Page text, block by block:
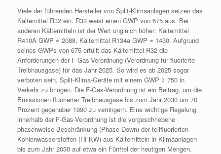
Viele der führenden Hersteller von Split-Klimaanlagen setzen das
Kältemittel R32 ein. R32 weist einen GWP von 675 aus. Bei
anderen Kältemitteln ist der Wert ungleich höher: Kältemittel
R410A GWP = 2088, Kältemittel R134a GWP = 1430. Aufgrund
seines GWPs von 675 erfüllt das Kältemittel R32 die
Anforderungen der F-Gas-Verordnung (Verordnung für fluorierte
Treibhausgase) für das Jahr 2025. So wird es ab 2025 sogar
verboten sein, Split-Klima-Geräte mit einem GWP ≥ 750 in
Verkehr zu bringen. Die F-Gas-Verordnung ist ein Beitrag, um die
Emissionen fluorierter Treibhausgase bis zum Jahr 2030 um 70
Prozent gegenüber 1990 zu verringern. Eine wichtige Regelung
innerhalb der F-Gas-Verordnung ist die vorgeschriebene
phasenweise Beschränkung (Phase Down) der teilfluorierten
Kohlenwasserstoffen (HFKW) aus Kältemitteln in Klimaanlagen
bis zum Jahr 2030 auf etwa ein Fünftel der heutigen Mengen.